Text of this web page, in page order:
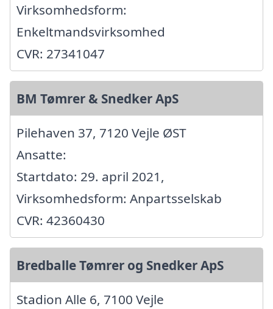
Virksomhedsform:
Enkeltmandsvirksomhed
CVR: 27341047
BM Tømrer & Snedker ApS
Pilehaven 37, 7120 Vejle ØST
Ansatte:
Startdato: 29. april 2021,
Virksomhedsform: Anpartsselskab
CVR: 42360430
Bredballe Tømrer og Snedker ApS
Stadion Alle 6, 7100 Vejle